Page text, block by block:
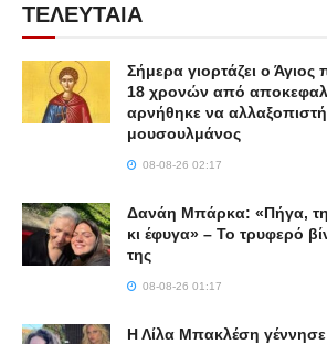
ΤΕΛΕΥΤΑΙΑ
Σήμερα γιορτάζει ο Άγιος
18 χρονών από
αρνήθηκε να
μουσουλμάνος
08-08-26 02:17
Δανάη Μπάρκα: «Πήγα,
κι έφυγα» – Το τρυφερό
της
08-08-26 01:17
Η Λίλα Μπακλέση